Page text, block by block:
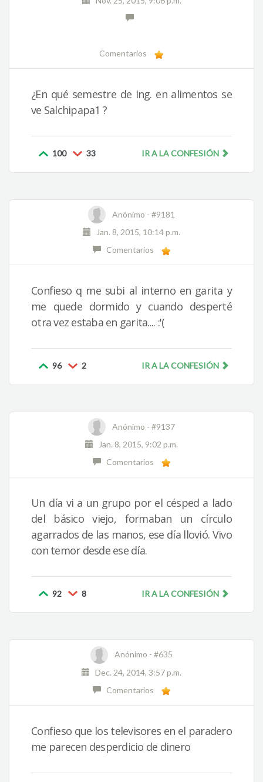
Comentarios
¿En qué semestre de Ing. en alimentos se
ve Salchipapa1 ?
100 33 IR A LA CONFESIÓN
Anónimo - #9181
Jan. 8, 2015, 10:14 p.m.
Comentarios
Confieso q me subi al interno en garita y
me quede dormido y cuando desperté
otra vez estaba en garita.... :'(
96 2 IR A LA CONFESIÓN
Anónimo - #9137
Jan. 8, 2015, 9:02 p.m.
Comentarios
Un día vi a un grupo por el césped a lado
del básico viejo, formaban un círculo
agarrados de las manos, ese día llovió. Vivo
con temor desde ese día.
92 8 IR A LA CONFESIÓN
Anónimo - #635
Dec. 24, 2014, 3:57 p.m.
Comentarios
Confieso que los televisores en el paradero
me parecen desperdicio de dinero